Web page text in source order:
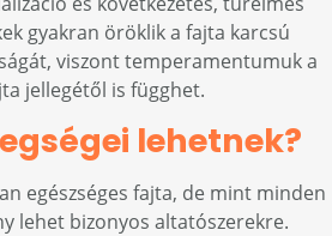
gyakran öröklik a fajta karcsú
viszont temperamentumuk a
jellegétől is függhet.
lehetnek?
egészséges fajta, de mint minden
lehet bizonyos altatószerekre.